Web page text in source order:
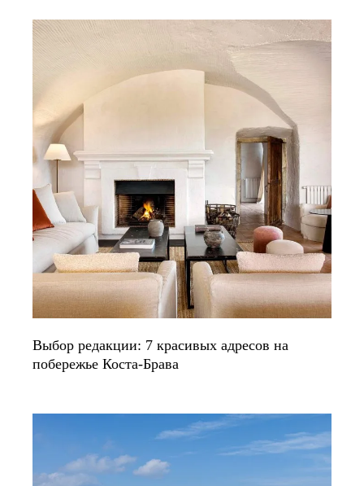
Выбор редакции: 7 красивых адресов на
побережье Коста-Брава